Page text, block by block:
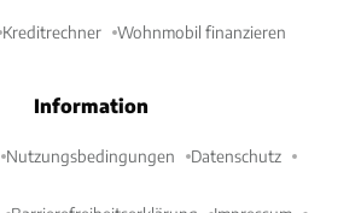
Kreditrechner Wohnmobil finanzieren
Information
Nutzungsbedingungen Datenschutz